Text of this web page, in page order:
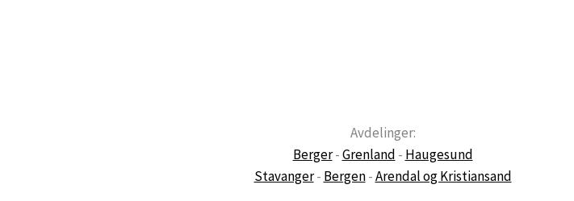
Avdelinger:
Berger-Grenland - Haugesund
Stavanger- Bergen-Arendal og Kristiansand